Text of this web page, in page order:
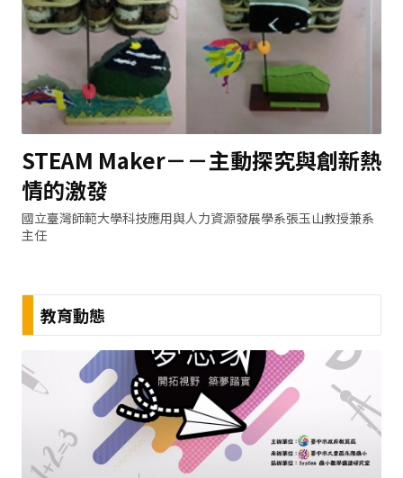
STEAM Maker－－主動探究與創新熱
情的激發
國立臺灣師範大學科技應用與人力資源發展學系張玉山教授兼系
主任
教育動態